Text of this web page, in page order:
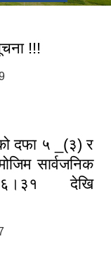
!!!
दफा ५ _(३) र
सार्वजनिक
देखि